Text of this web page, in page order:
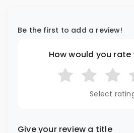
Be the first to add a review!
How would you
Select
Give your review a title